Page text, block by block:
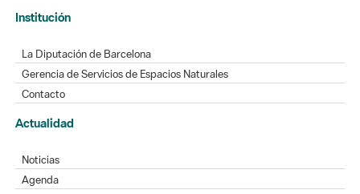
Institución
La Diputación de Barcelona
Gerencia de Servicios de Espacios Naturales
Contacto
Actualidad
Noticias
Agenda